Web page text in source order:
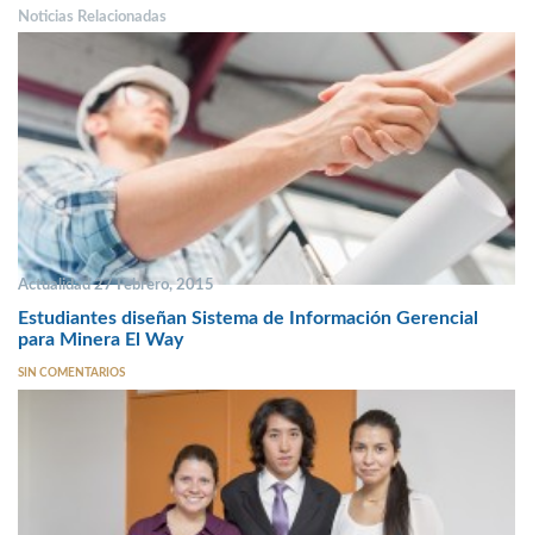
Noticias Relacionadas
Actualidad 27 Febrero, 2015
Estudiantes diseñan Sistema de Información Gerencial
para Minera El Way
SIN COMENTARIOS